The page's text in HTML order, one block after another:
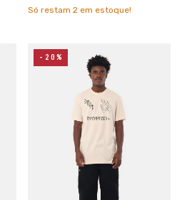
Só restam 2 em estoque!
-20%